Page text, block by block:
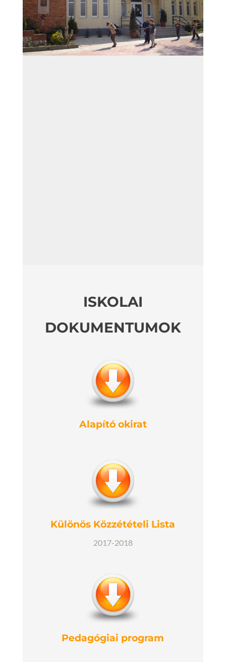
ISKOLAI
DOKUMENTUMOK
Alapító okirat
Különös Közzétételi Lista
2017-2018
Pedagógiai program